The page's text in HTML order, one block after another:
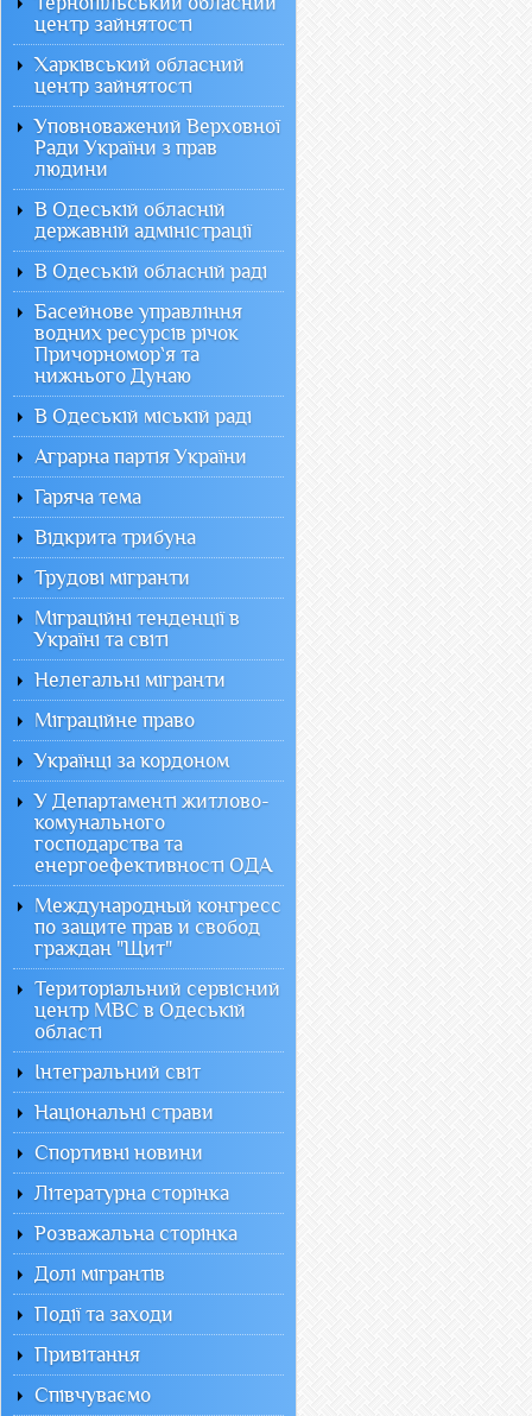
центр зайнятості
Харківський обласний
центр зайнятості
Уповноважений Верховної
Ради України з прав
людини
В Одеській обласній
державній адміністрації
В Одеській обласній раді
Басейнове управління
водних ресурсів річок
Причорномор`я та
нижнього Дунаю
В Одеській міській раді
Аграрна партія України
Гаряча тема
Відкрита трибуна
Трудові мігранти
Міграційні тенденції в
Україні та світі
Нелегальні мігранти
Міграційне право
Українці за кордоном
У Департаменті житлово-
комунального
господарства та
енергоефективності ОДА
Международный конгресс
по защите прав и свобод
граждан "Щит"
Територіальний сервісний
центр МВС в Одеській
області
Інтегральний світ
Національні страви
Спортивні новини
Літературна сторінка
Розважальна сторінка
Долі мігрантів
Події та заходи
Привітання
Співчуваємо